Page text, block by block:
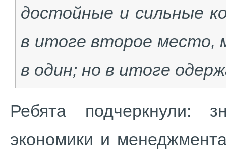
достойные и сильные
в итоге второе место,
в один; но в итоге
Ребята подчеркнули:
экономики и